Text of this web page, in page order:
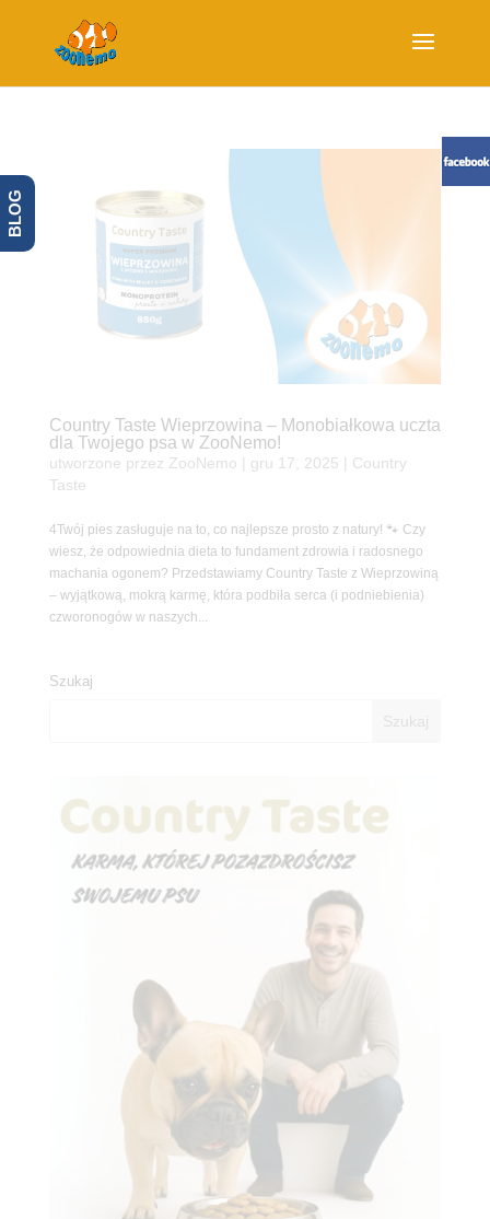
Country Taste Wieprzowina – Monobiałkowa uczta
dla Twojego psa w ZooNemo!
utworzone przez ZooNemo gru 17, 2025
Country
Taste
4Twój pies zasługuje na to, co najlepsze prosto z natury! 🐾 Czy
wiesz, że odpowiednia dieta to fundament zdrowia i radosnego
machania ogonem? Przedstawiamy Country Taste z Wieprzowiną
– wyjątkową, mokrą karmę, która podbiła serca (i podniebienia)
czworonogów w naszych...
Szukaj
BLOG